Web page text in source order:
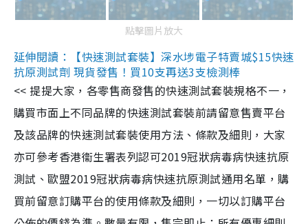
點擊圖片放大
延伸閱讀：【快速測試套裝】深水埗電子特賣城$15快速
抗原測試劑 現貨發售！買10支再送3支檢測棒
<< 提提大家，各零售商發售的快速測試套裝規格不一，
購買市面上不同品牌的快速測試套裝前請留意售賣平台
及該品牌的快速測試套裝使用方法、條款及細則，大家
亦可參考香港衞生署表列認可2019冠狀病毒病快速抗原
測試、歐盟2019冠狀病毒病快速抗原測試通用名單，購
買前留意訂購平台的使用條款及細則，一切以訂購平台